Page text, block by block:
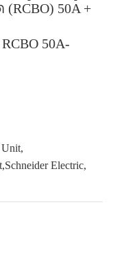
50A +
50A-
Unit,
,Schneider Electric,